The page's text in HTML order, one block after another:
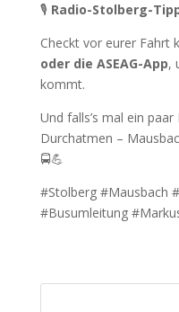
🎙️ Radio-Stolberg-
Checkt vor eurer Fahrt
oder die ASEAG-App,
kommt.
Und falls’s mal ein
Durchatmen –
🚍💪
#Stolberg #Mausbach
#Busumleitung